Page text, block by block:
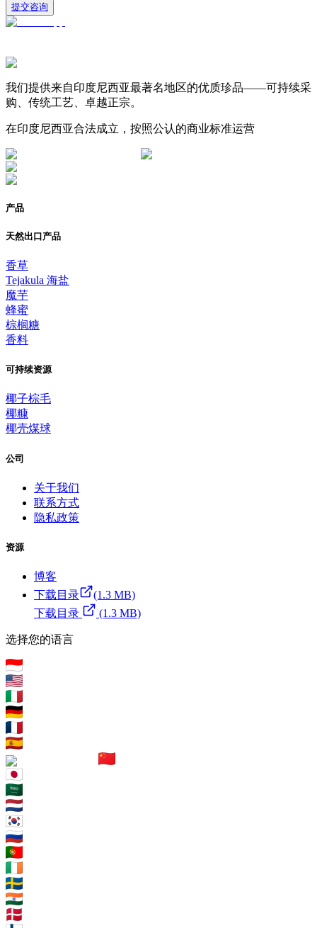
提交咨询
我们提供来自印度尼西亚最著名地区的优质珍品——可持续采
购、传统工艺、卓越正宗。
在印度尼西亚合法成立，按照公认的商业标准运营
产品
天然出口产品
香草
Tejakula 海盐
魔芋
蜂蜜
棕榈糖
香料
可持续资源
椰子棕毛
椰糠
椰壳煤球
公司
关于我们
联系方式
隐私政策
资源
博客
下载目录
(1.3 MB)
下载目录
(1.3 MB)
选择您的语言